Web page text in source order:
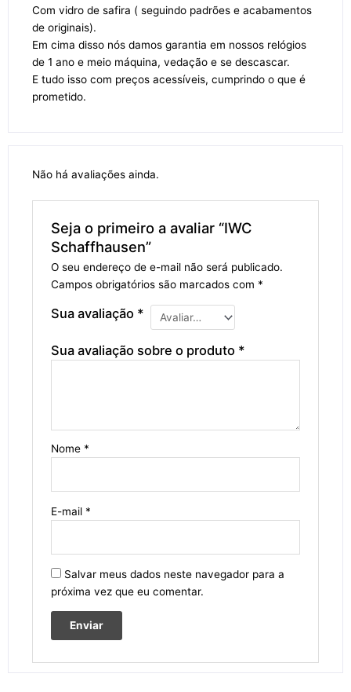
Com vidro de safira ( seguindo padrões e acabamentos
de originais).
Em cima disso nós damos garantia em nossos relógios
de 1 ano e meio máquina, vedação e se descascar.
E tudo isso com preços acessíveis, cumprindo o que é
prometido.
Não há avaliações ainda.
Seja o primeiro a avaliar “IWC
Schaffhausen”
O seu endereço de e-mail não será publicado.
Campos obrigatórios são marcados com *
Sua avaliação *
Sua avaliação sobre o produto *
Nome *
E-mail *
Salvar meus dados neste navegador para a
próxima vez que eu comentar.